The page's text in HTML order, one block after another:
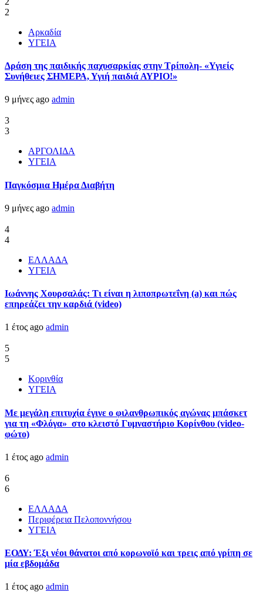
2
Αρκαδία
ΥΓΕΙΑ
Δράση της παιδικής παχυσαρκίας στην Τρίπολη- «Υγιείς
Συνήθειες ΣΗΜΕΡΑ, Υγιή παιδιά ΑΥΡΙΟ!»
9 μήνες ago admin
3
3
ΑΡΓΟΛΙΔΑ
ΥΓΕΙΑ
Παγκόσμια Ημέρα Διαβήτη
9 μήνες ago admin
4
4
ΕΛΛΑΔΑ
ΥΓΕΙΑ
Ιωάννης Χουρσαλάς: Τι είναι η λιποπρωτεΐνη (a) και πώς
επηρεάζει την καρδιά (video)
1 έτος ago admin
5
5
Κορινθία
ΥΓΕΙΑ
Με μεγάλη επιτυχία έγινε ο φιλανθρωπικός αγώνας μπάσκετ
για τη «Φλόγα» στο κλειστό Γυμναστήριο Κορίνθου (video-
φώτο)
1 έτος ago admin
6
6
ΕΛΛΑΔΑ
Περιφέρεια Πελοποννήσου
ΥΓΕΙΑ
ΕΟΔΥ: Έξι νέοι θάνατοι από κορωνοϊό και τρεις από γρίπη σε
μία εβδομάδα
1 έτος ago admin